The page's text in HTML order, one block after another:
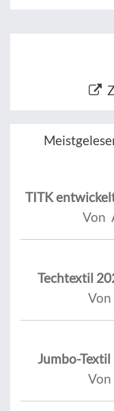
TITK
Von
Techtextil
Jumbo-